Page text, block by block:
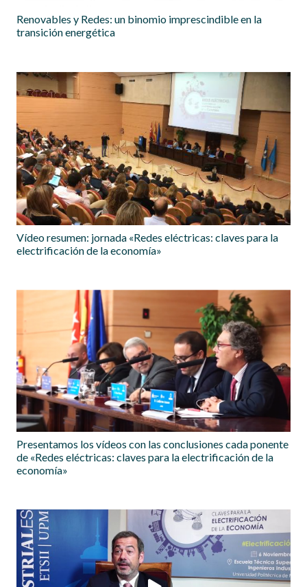
Renovables y Redes: un binomio imprescindible en la
transición energética
Vídeo resumen: jornada «Redes eléctricas: claves para la
electrificación de la economía»
Presentamos los vídeos con las conclusiones cada ponente
de «Redes eléctricas: claves para la electrificación de la
economía»